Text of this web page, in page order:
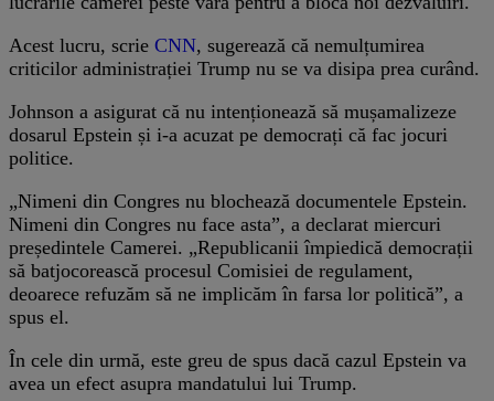
Acest lucru, scrie CNN, sugerează că nemulțumirea
criticilor administrației Trump nu se va disipa prea curând.
Johnson a asigurat că nu intenționează să mușamalizeze
dosarul Epstein și i-a acuzat pe democrați că fac jocuri
politice.
„Nimeni din Congres nu blochează documentele Epstein.
Nimeni din Congres nu face asta”, a declarat miercuri
președintele Camerei. „Republicanii împiedică democrații
să batjocorească procesul Comisiei de regulament,
deoarece refuzăm să ne implicăm în farsa lor politică”, a
spus el.
În cele din urmă, este greu de spus dacă cazul Epstein va
avea un efect asupra mandatului lui Trump.